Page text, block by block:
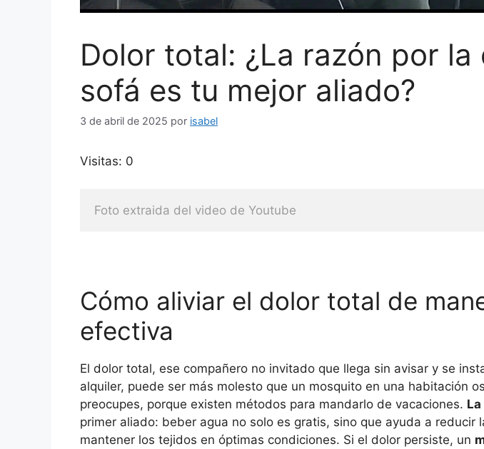
Dolor total: ¿La razón por la
sofá es tu mejor aliado?
3 de abril de 2025 por isabel
Visitas: 0
Foto extraida del video de Youtube
Cómo aliviar el dolor total de
efectiva
El dolor total, ese compañero no invitado que llega sin avisar y se
alquiler, puede ser más molesto que un mosquito en una habitación
preocupes, porque existen métodos para mandarlo de vacaciones.
primer aliado: beber agua no solo es gratis, sino que ayuda a reducir
mantener los tejidos en óptimas condiciones. Si el dolor persiste, un